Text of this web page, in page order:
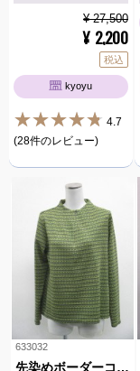
¥ 27,500
¥ 2,200
税込
kyoyu
4.7
(28件のレビュー)
633032
先染めボーダーコンシール付きカットソー